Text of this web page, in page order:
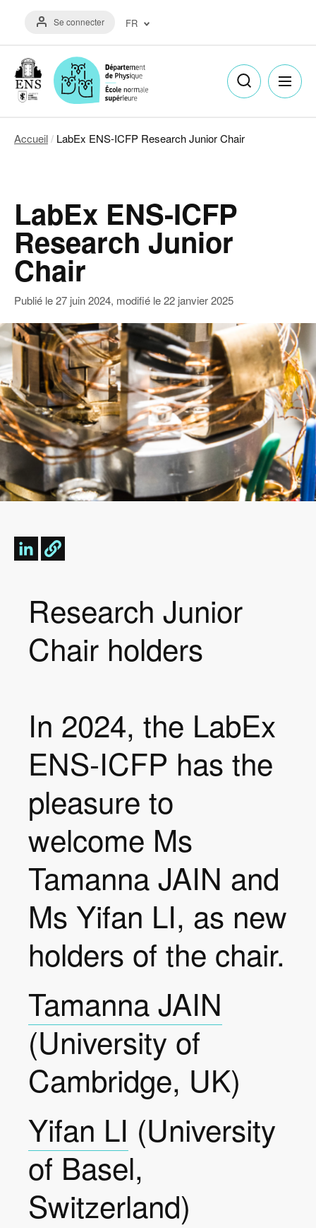
contenu
Menu
du
de
l'utilisateur
Se connecter FR
English
(EN)
Accueil LabEx ENS-ICFP Research Junior Chair
LabEx ENS-ICFP
Research Junior
Chair
Publié le27 juin 2024, modifié le22 janvier 2025
Image
Research Junior
Chair holders
In 2024, the LabEx
ENS-ICFP has the
pleasure to
welcome Ms
Tamanna JAIN and
Ms Yifan LI, as new
holders of the chair.
Tamanna JAIN
(University of
Cambridge, UK)
Yifan LI (University
of Basel,
Switzerland)